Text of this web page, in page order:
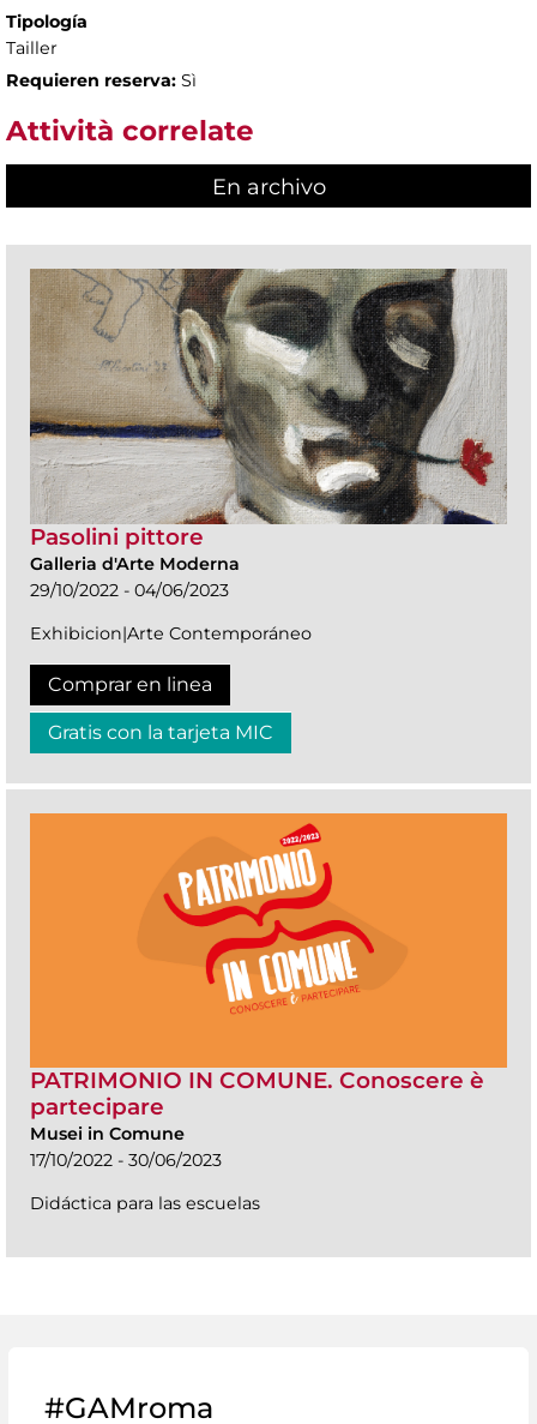
Tipología
Tailler
Requieren reserva: Sì
Attività correlate
En archivo
Pasolini pittore
Galleria d'Arte Moderna
29/10/2022 - 04/06/2023
Exhibicion|Arte Contemporáneo
Comprar en linea
Gratis con la tarjeta MIC
PATRIMONIO IN COMUNE. Conoscere è
partecipare
Musei in Comune
17/10/2022 - 30/06/2023
Didáctica para las escuelas
#GAMroma